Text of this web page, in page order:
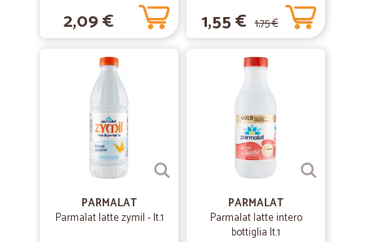
tutto perfetto
seri ed affidabili, consegne ultraveloci. Un piacere ordinare sul loro
02/03/2020
—Luigino M.
veloci e perfetti
veloci e perfetti , grazie
2,09 € 1,55 € 1,75 €
PARMALAT
Parmalat latte zymil - lt.1
PARMALAT
Parmalat latte intero
bottiglia lt.1